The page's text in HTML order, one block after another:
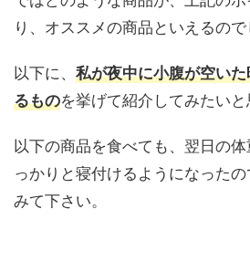
り、オススメの商品といえるので
以下に、 私が夜中に小腹が空い
るものを挙げて紹介してみたいと
以下の商品を食べても、翌日の
っかりと寝付けるようになった
みて下さい。